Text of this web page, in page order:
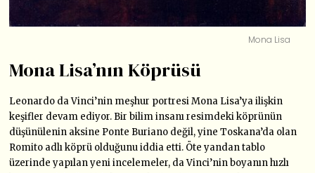
Mona Lisa
Mona Lisa’nın Köprüsü
Leonardo da Vinci’nin meşhur portresi Mona Lisa’ya ilişkin
keşifler devam ediyor. Bir bilim insanı resimdeki köprünün
düşünülenin aksine Ponte Buriano değil, yine Toskana’da olan
Romito adlı köprü olduğunu iddia etti. Öte yandan tablo
üzerinde yapılan yeni incelemeler, da Vinci’nin boyanın hızlı